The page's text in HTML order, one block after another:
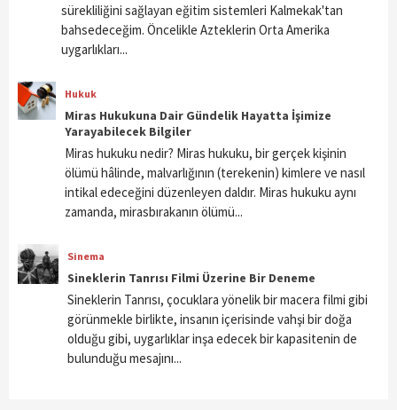
sürekliliğini sağlayan eğitim sistemleri Kalmekak'tan
bahsedeceğim. Öncelikle Azteklerin Orta Amerika
uygarlıkları...
Hukuk
Miras Hukukuna Dair Gündelik Hayatta İşimize
Yarayabilecek Bilgiler
Miras hukuku nedir? Miras hukuku, bir gerçek kişinin
ölümü hâlinde, malvarlığının (terekenin) kimlere ve nasıl
intikal edeceğini düzenleyen daldır. Miras hukuku aynı
zamanda, mirasbırakanın ölümü...
Sinema
Sineklerin Tanrısı Filmi Üzerine Bir Deneme
Sineklerin Tanrısı, çocuklara yönelik bir macera filmi gibi
görünmekle birlikte, insanın içerisinde vahşi bir doğa
olduğu gibi, uygarlıklar inşa edecek bir kapasitenin de
bulunduğu mesajını...